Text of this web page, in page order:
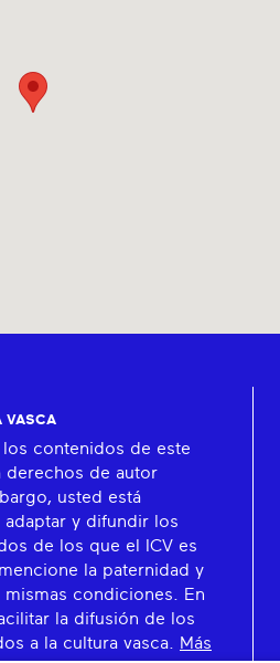
VASCA
los contenidos de este
derechos de autor
usted está
adaptar y difundir los
de los que el ICV es
la paternidad y
mismas condiciones. En
la difusión de los
a la cultura vasca.
Más